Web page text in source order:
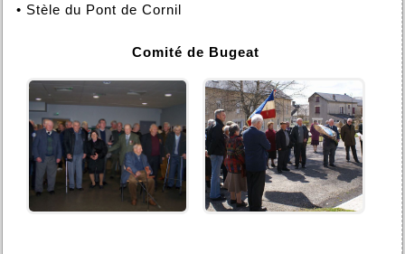
• Stèle du Pont de Cornil
Comité de Bugeat